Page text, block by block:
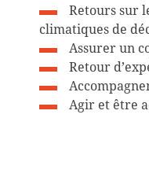
Retours sur
climatiques de
Assurer un
Retour
Agir et être